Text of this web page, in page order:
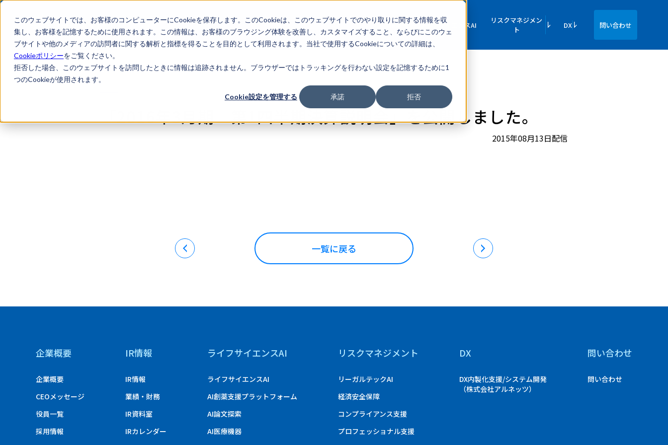
このウェブサイトでは、お客様のコンピューターにCookieを保存します。このCookieは、このウェブサイトでのやり取りに関する情報を収
集し、お客様を記憶するために使用されます。この情報は、お客様のブラウジング体験を改善し、カスタマイズすること、ならびにこのウェ
ブサイトや他のメディアの訪問者に関する解析と指標を得ることを目的として利用されます。当社で使用するCookieについての詳細は、
Cookieポリシーをご覧ください。
拒否した場合、このウェブサイトを訪問したときに情報は追跡されません。ブラウザーではトラッキングを行わない設定を記憶するために1
つのCookieが使用されます。
Cookie設定を管理する 承諾 拒否
企業情
報
IR情報 ライフサイエンスAI
リスクマネジメン
ト
DX 問い合わせ
「2016年3月期 第1四半期決算説明会」を公開しました。
2015年08月13日配信
一覧に戻る
企業概要
企業概要
CEOメッセージ
役員一覧
採用情報
IR情報
IR情報
業績・財務
IR資料室
IRカレンダー
ライフサイエンスAI
ライフサイエンスAI
AI創薬支援プラットフォーム
AI論文探索
AI医療機器
リスクマネジメント
リーガルテックAI
経済安全保障
コンプライアンス支援
プロフェッショナル支援
DX
DX内製化支援/システム開発
（株式会社アルネッツ）
問い合わせ
問い合わせ